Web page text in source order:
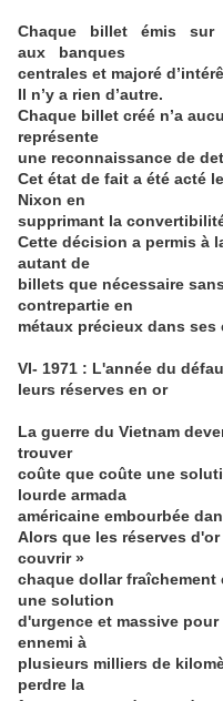
Chaque billet émis sur
aux banques
centrales et majoré
Il n’y a rien d’autre.
Chaque billet créé n’a
représente
une reconnaissance de
Cet état de fait a été acté
Nixon en
supprimant la
Cette décision a permis à
autant de
billets que nécessaire
contrepartie en
métaux précieux dans ses
VI- 1971 : L'année du
leurs réserves en or
La guerre du Vietnam
trouver
coûte que coûte une
lourde armada
américaine embourbée
Alors que les réserves
couvrir »
chaque dollar fraîchement
une solution
d'urgence et massive
ennemi à
plusieurs milliers de
perdre la